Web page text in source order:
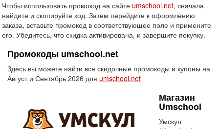
Чтобы использовать промокод на сайте umschool.net, сначала
найдите и скопируйте код. Затем перейдите к оформлению
заказа, вставьте промокод в соответствующее поле и примените
его. Убедитесь, что скидка активирована, и завершите покупку.
Промокоды umschool.net
Здесь вы можете найти все скидочные промокоды и купоны на
Август и Сентябрь 2026 для umschool.net
Магазин
Umschool
Умскул